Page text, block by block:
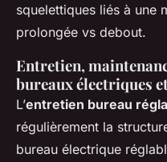
squelettiques liés à une
prolongée vs debout.
Entretien,
bureaux électriques
L’entretien bureau
régulièrement la
bureau électrique